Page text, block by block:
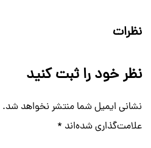
نظرات
نظر خود را ثبت کنید
نشانی ایمیل شما منتشر نخواهد شد.
علامت‌گذاری شده‌اند *